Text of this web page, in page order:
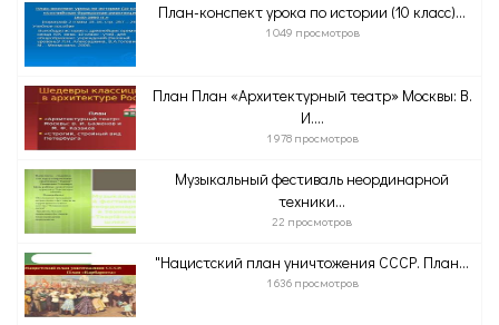
План-конспект урока по истории (10 класс)...
1 049 просмотров
План План «Архитектурный театр» Москвы: В.
И....
1 978 просмотров
Музыкальный фестиваль неординарной
техники...
22 просмотров
"Нацистский план уничтожения СССР. План...
1 636 просмотров